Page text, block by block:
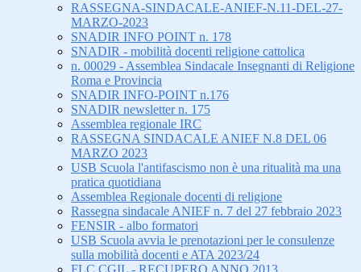
RASSEGNA-SINDACALE-ANIEF-N.11-DEL-27-
MARZO-2023
SNADIR INFO POINT n. 178
SNADIR - mobilità docenti religione cattolica
n. 00029 - Assemblea Sindacale Insegnanti di Religione
Roma e Provincia
SNADIR INFO-POINT n.176
SNADIR newsletter n. 175
Assemblea regionale IRC
RASSEGNA SINDACALE ANIEF N.8 DEL 06
MARZO 2023
USB Scuola l'antifascismo non è una ritualità ma una
pratica quotidiana
Assemblea Regionale docenti di religione
Rassegna sindacale ANIEF n. 7 del 27 febbraio 2023
FENSIR - albo formatori
USB Scuola avvia le prenotazioni per le consulenze
sulla mobilità docenti e ATA 2023/24